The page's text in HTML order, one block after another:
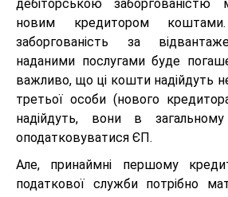
дебіторською
новим кредитором
заборгованість за
наданими послугами буде
важливо, що ці кошти надійдуть
третьої особи (нового
надійдуть, вони в
оподатковуватися ЄП.
Але, принаймні першому
податкової служби потрібно